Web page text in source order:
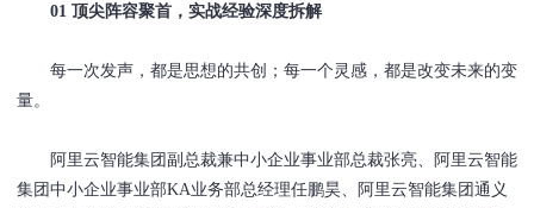
01 顶尖阵容聚首， 实战经验深度拆解
每一次发声，都是思想的共创；每一个灵感，都是改变未来的变
量。
阿里云智能集团副总裁兼中小企业事业部总裁张亮、阿里云智能
集团中小企业事业部KA业务部总经理任鹏昊、阿里云智能集团通义